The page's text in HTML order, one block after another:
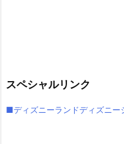
スペシャルリンク
■ディズニーランドディズニー